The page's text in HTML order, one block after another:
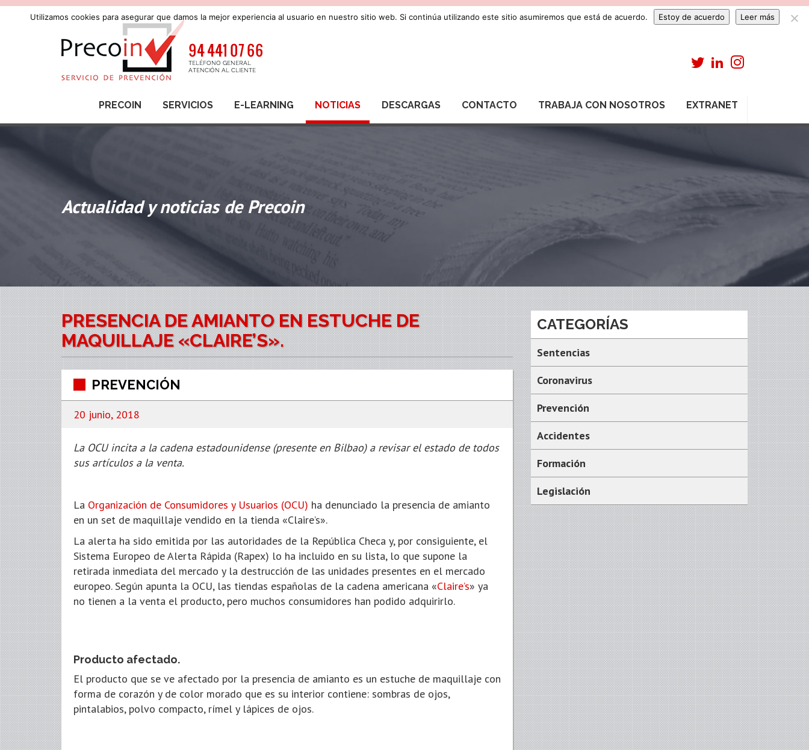
PRECOIN SERVICIOS E-LEARNING NOTICIAS DESCARGAS CONTACTO TRABAJA CON NOSOTROS EXTRANET
Actualidad y noticias de Precoin
PRESENCIA DE AMIANTO EN ESTUCHE DE
MAQUILLAJE «CLAIRE’S».
PREVENCIÓN
20 junio, 2018
La OCU incita a la cadena estadounidense (presente en Bilbao) a revisar el estado de todos
sus artículos a la venta.
La Organización de Consumidores y Usuarios (OCU) ha denunciado la presencia de amianto
en un set de maquillaje vendido en la tienda «Claire’s».
La alerta ha sido emitida por las autoridades de la República Checa y, por consiguiente, el
Sistema Europeo de Alerta Rápida (Rapex) lo ha incluido en su lista, lo que supone la
retirada inmediata del mercado y la destrucción de las unidades presentes en el mercado
europeo. Según apunta la OCU, las tiendas españolas de la cadena americana «Claire’s» ya
no tienen a la venta el producto, pero muchos consumidores han podido adquirirlo.
Producto afectado.
El producto que se ve afectado por la presencia de amianto es un estuche de maquillaje con
forma de corazón y de color morado que es su interior contiene: sombras de ojos,
pintalabios, polvo compacto, rímel y lápices de ojos.
CATEGORÍAS
Sentencias
Coronavirus
Prevención
Accidentes
Formación
Legislación
Utilizamos cookies para asegurar que damos la mejor experiencia al usuario en nuestro sitio web. Si continúa utilizando este sitio asumiremos que está de acuerdo. Estoy de acuerdo Leer más